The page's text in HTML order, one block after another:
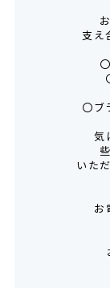
支え
〇ブ
気
いた
お